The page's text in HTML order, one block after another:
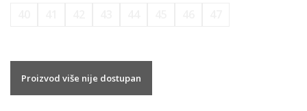
Proizvod više nije dostupan